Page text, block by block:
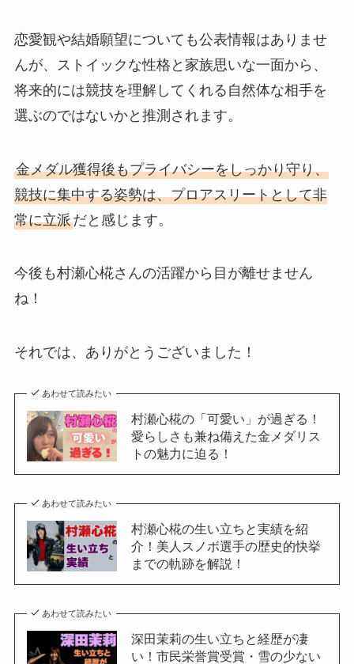
恋愛観や結婚願望についても公表情報はありませ
んが、ストイックな性格と家族思いな一面から、
将来的には競技を理解してくれる自然体な相手を
選ぶのではないかと推測されます。
金メダル獲得後もプライバシーをしっかり守り、
競技に集中する姿勢は、プロアスリートとして非
常に立派だと感じます。
今後も村瀬心椛さんの活躍から目が離せません
ね！
それでは、ありがとうございました！
あわせて読みたい
村瀬心椛の「可愛い」が過ぎる！
愛らしさも兼ね備えた金メダリス
トの魅力に迫る！
あわせて読みたい
村瀬心椛の生い立ちと実績を紹
介！美人スノボ選手の歴史的快挙
までの軌跡を解説！
あわせて読みたい
深田茉莉の生い立ちと経歴が凄
い！市民栄誉賞受賞・雪の少ない